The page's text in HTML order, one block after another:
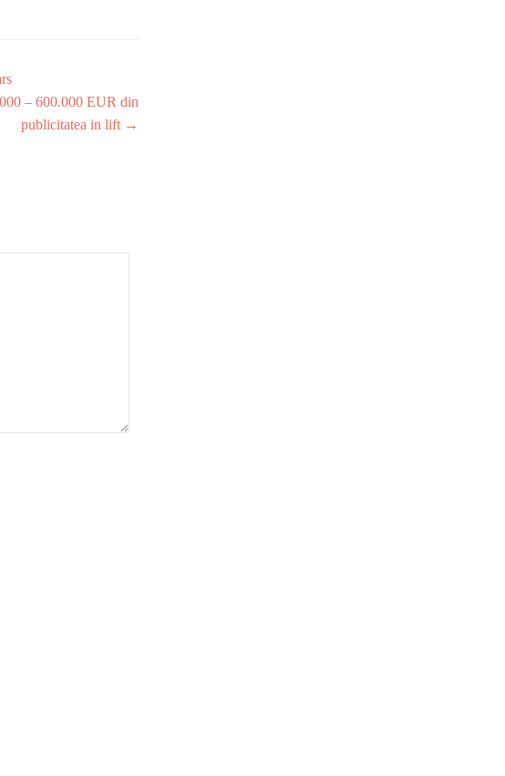
– 600.000 EUR din
publicitatea in lift →